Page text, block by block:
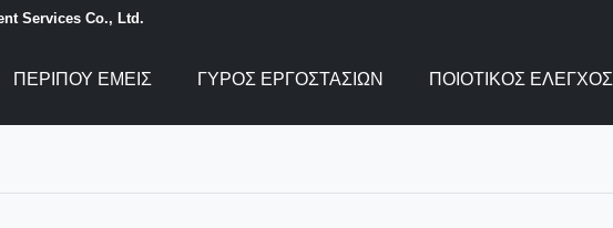
Services Co., Ltd.
ΠΕΡΊΠΟΥ ΕΜΕΊΣ ΓΎΡΟΣ ΕΡΓΟΣΤΑΣΊΩΝ ΠΟΙΟΤΙΚΌΣ ΈΛΕΓΧΟΣ